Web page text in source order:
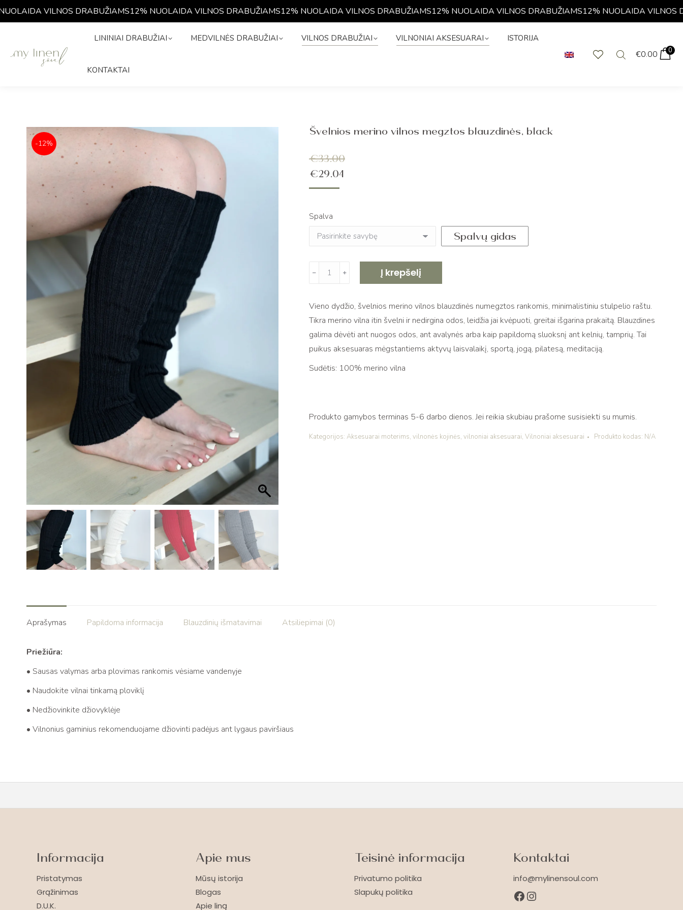
VILNOS DRABUŽIAMS12% NUOLAIDA VILNOS DRABUŽIAMS12% NUOLAIDA VILNOS DRABUŽIAMS12% NUOLAIDA VILNOS DRABUŽIAMS12% NUOLAIDA VILNOS
LININIAI DRABUŽIAI MEDVILNĖS DRABUŽIAI VILNOS DRABUŽIAI VILNONIAI AKSESUARAI ISTORIJA
KONTAKTAI
€0.00 0
-12%
Švelnios merino vilnos megztos blauzdinės, black
€33.00
€29.04
Spalva
Spalvų gidas
produkto
kiekis:
merino
vilnos
megztos
blauzdinės,
black
﹣ ﹢ Į krepšelį
Vieno dydžio, švelnios merino vilnos blauzdinės numegztos rankomis, minimalistiniu stulpelio raštu.
Tikra merino vilna itin švelni ir nedirgina odos, leidžia jai kvėpuoti, greitai išgarina prakaitą. Blauzdines
galima dėvėti ant nuogos odos, ant avalynės arba kaip papildomą sluoksnį ant kelnių, tamprių. Tai
puikus aksesuaras mėgstantiems aktyvų laisvalaikį, sportą, jogą, pilatesą, meditaciją.
Sudėtis: 100% merino vilna
Produkto gamybos terminas 5-6 darbo dienos. Jei reikia skubiau prašome susisiekti su mumis.
Kategorijos: Aksesuarai moterims, vilnonės kojinės, vilnoniai aksesuarai, Vilnoniai aksesuarai Produkto kodas: N/A
Aprašymas Papildoma informacija Blauzdinių išmatavimai Atsiliepimai (0)
Priežiūra:
• Sausas valymas arba plovimas rankomis vėsiame vandenyje
• Naudokite vilnai tinkamą ploviklį
• Nedžiovinkite džiovyklėje
• Vilnonius gaminius rekomenduojame džiovinti padėjus ant lygaus paviršiaus
Informacija
Pristatymas
Grąžinimas
D.U.K.
Apie mus
Mūsų istorija
Blogas
Apie liną
Teisinė informacija
Privatumo politika
Slapukų politika
Kontaktai
info@mylinensoul.com
Facebook
Instagram
LININIAI DRABUŽIAI MEDVILNĖS DRABUŽIAI VILNOS DRABUŽIAI VILNONIAI AKSESUARAI